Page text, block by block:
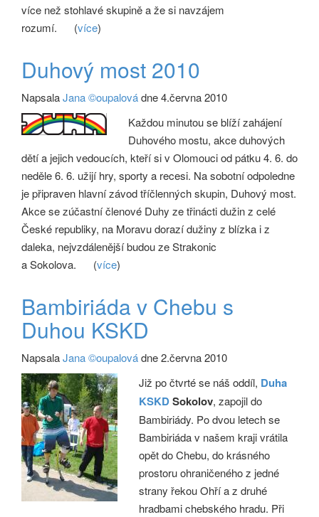
více než stohlavé skupině a že si navzájem
rozumí.
(více)
Duhový most 2010
NapsalaJana ©oupalovádne 4.června 2010
Každou minutou se blíží zahájení
Duhového mostu, akce duhových
dětí a jejich vedoucích, kteří si v Olomouci od pátku 4. 6. do
neděle 6. 6. užijí hry, sporty a recesi. Na sobotní odpoledne
je připraven hlavní závod tříčlenných skupin, Duhový most.
Akce se zúčastní členové Duhy ze třinácti dužin z celé
České republiky, na Moravu dorazí dužiny z blízka i z
daleka, nejvzdálenější budou ze Strakonic
a Sokolova.
(více)
Bambiriáda v Chebu s
Duhou KSKD
NapsalaJana ©oupalovádne 2.června 2010
Již po čtvrté se náš oddíl, Duha
KSKDSokolov, zapojil do
Bambiriády. Po dvou letech se
Bambiriáda v našem kraji vrátila
opět do Chebu, do krásného
prostoru ohraničeného z jedné
strany řekou Ohří a z druhé
hradbami chebského hradu. Při